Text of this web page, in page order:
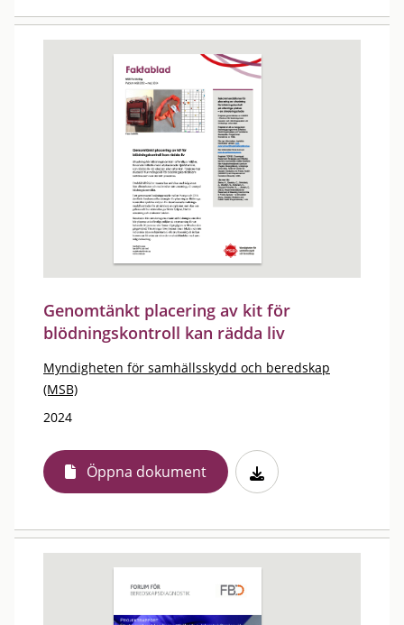
Genomtänkt placering av kit för
blödningskontroll kan rädda liv
Myndigheten för samhällsskydd och beredskap
(MSB)
2024
Öppna dokument